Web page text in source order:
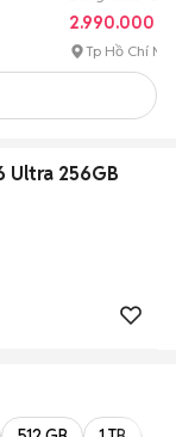
2.990.000 đ
Tp Hồ Chí
Ultra 256GB